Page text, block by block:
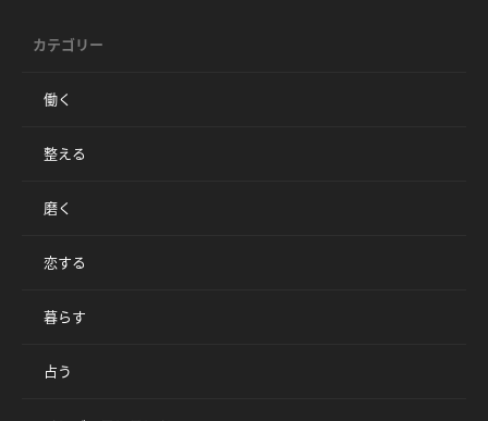
カテゴリー
働く
整える
磨く
恋する
暮らす
占う